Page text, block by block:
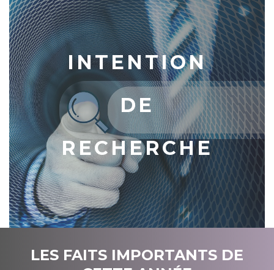
INTENTION
DE
RECHERCHE
LES FAITS IMPORTANTS DE